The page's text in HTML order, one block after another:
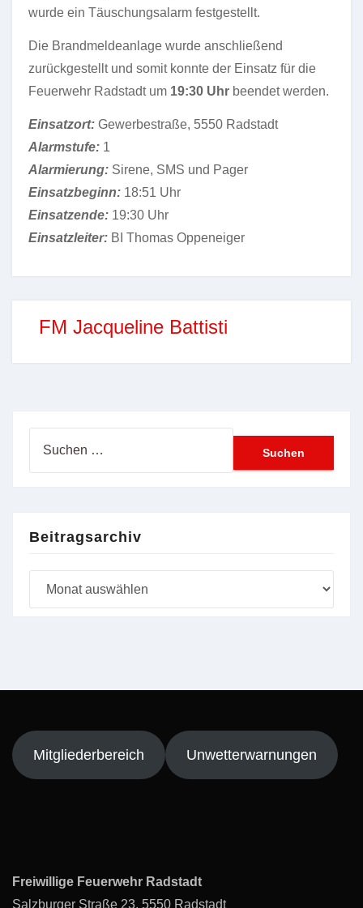
wurde ein Täuschungsalarm festgestellt.
Die Brandmeldeanlage wurde anschließend
zurückgestellt und somit konnte der Einsatz für die
Feuerwehr Radstadt um 19:30 Uhr beendet werden.
Einsatzort: Gewerbestraße, 5550 Radstadt
Alarmstufe: 1
Alarmierung: Sirene, SMS und Pager
Einsatzbeginn: 18:51 Uhr
Einsatzende: 19:30 Uhr
Einsatzleiter: BI Thomas Oppeneiger
FM Jacqueline Battisti
Beitragsarchiv
Mitgliederbereich Unwetterwarnungen
Freiwillige Feuerwehr Radstadt
Salzburger Straße 23, 5550 Radstadt